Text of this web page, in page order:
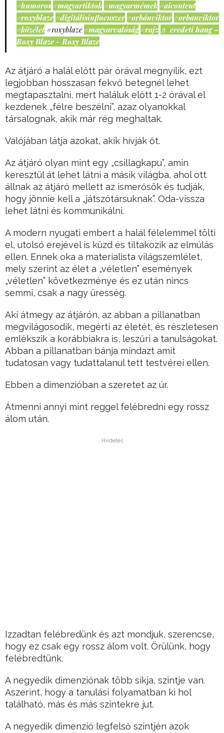
#humoros #magyartiktok #magyarmémek #aicontent
#roxyblaze #digitálisinfluenszer #orbánviktor #orbanviktor
#közélet #roxyblaze #magyarvalóság #rajz ♬ eredeti hang –
Roxy Blaze - Roxy Blaze
Az átjáró a halál előtt pár órával megnyílik, ezt
legjobban hosszasan fekvő betegnél lehet
megtapasztalni, mert haláluk előtt 1-2 órával el
kezdenek „félre beszélni”, azaz olyanokkal
társalognak, akik már rég meghaltak.
Valójában látja azokat, akik hívják őt.
Az átjáró olyan mint egy „csillagkapu”, amin
keresztül át lehet látni a másik világba, ahol ott
állnak az átjáró mellett az ismerősök és tudják,
hogy jönnie kell a „játszótársuknak”. Oda-vissza
lehet látni és kommunikálni.
A modern nyugati embert a halál félelemmel tölti
el, utolsó erejével is küzd és tiltakozik az elmúlás
ellen. Ennek oka a materialista világszemlélet,
mely szerint az élet a „véletlen” események
„véletlen” következménye és ez után nincs
semmi, csak a nagy üresség.
Aki átmegy az átjárón, az abban a pillanatban
megvilágosodik, megérti az életét, és részletesen
emlékszik a korábbiakra is, leszűri a tanulságokat.
Abban a pillanatban bánja mindazt amit
tudatosan vagy tudattalanul tett testvérei ellen.
Ebben a dimenzióban a szeretet az úr.
Átmenni annyi mint reggel felébredni egy rossz
álom után.
Hirdetés
Izzadtan felébredünk és azt mondjuk, szerencse,
hogy ez csak egy rossz álom volt. Örülünk, hogy
felébredtünk.
A negyedik dimenziónak több síkja, szintje van.
Aszerint, hogy a tanulási folyamatban ki hol
található, más és más szintekre jut.
A negyedik dimenzió legfelső szintjén azok